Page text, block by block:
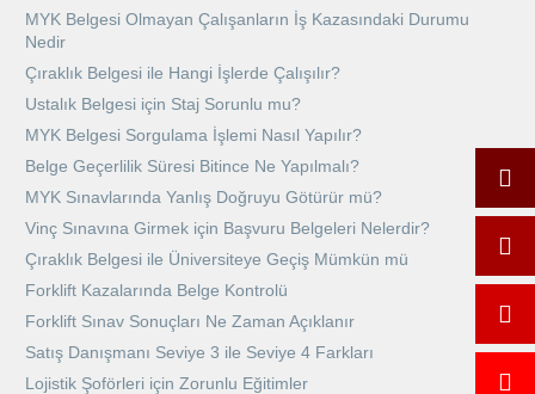
MYK Belgesi Olmayan Çalışanların İş Kazasındaki Durumu
Nedir
Çıraklık Belgesi ile Hangi İşlerde Çalışılır?
Ustalık Belgesi için Staj Sorunlu mu?
MYK Belgesi Sorgulama İşlemi Nasıl Yapılır?
Belge Geçerlilik Süresi Bitince Ne Yapılmalı?
MYK Sınavlarında Yanlış Doğruyu Götürür mü?
Vinç Sınavına Girmek için Başvuru Belgeleri Nelerdir?
Çıraklık Belgesi ile Üniversiteye Geçiş Mümkün mü
Forklift Kazalarında Belge Kontrolü
Forklift Sınav Sonuçları Ne Zaman Açıklanır
Satış Danışmanı Seviye 3 ile Seviye 4 Farkları
Lojistik Şoförleri için Zorunlu Eğitimler